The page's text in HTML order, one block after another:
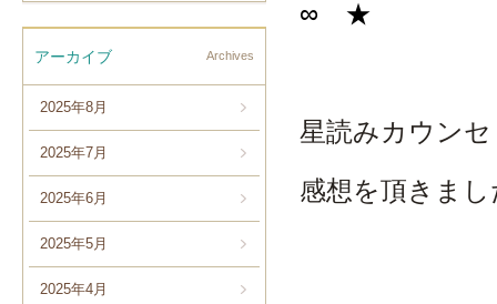
アーカイブ Archives
2025年8月
2025年7月
2025年6月
2025年5月
2025年4月
∞ ★
星読みカウン
感想を頂きまし